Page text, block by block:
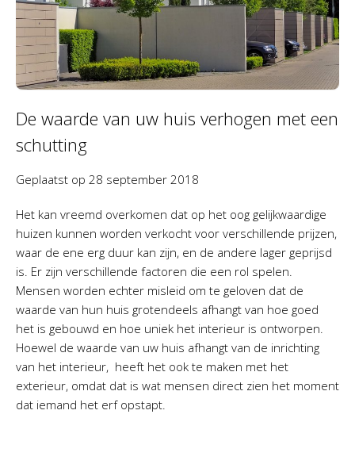
De waarde van uw huis verhogen met een
schutting
Geplaatst op 28 september 2018
Het kan vreemd overkomen dat op het oog gelijkwaardige
huizen kunnen worden verkocht voor verschillende prijzen,
waar de ene erg duur kan zijn, en de andere lager geprijsd
is. Er zijn verschillende factoren die een rol spelen.
Mensen worden echter misleid om te geloven dat de
waarde van hun huis grotendeels afhangt van hoe goed
het is gebouwd en hoe uniek het interieur is ontworpen.
Hoewel de waarde van uw huis afhangt van de inrichting
van het interieur, heeft het ook te maken met het
exterieur, omdat dat is wat mensen direct zien het moment
dat iemand het erf opstapt.